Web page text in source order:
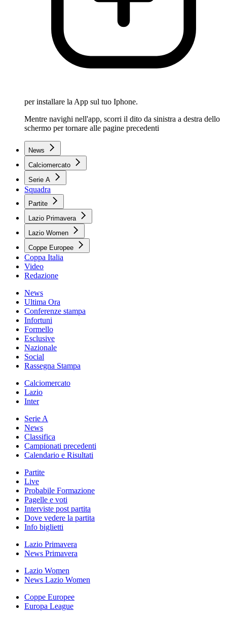
per installare la App sul tuo Iphone.
Mentre navighi nell'app, scorri il dito da sinistra a destra dello
schermo per tornare alle pagine precedenti
News
Calciomercato
Serie A
Squadra
Partite
Lazio Primavera
Lazio Women
Coppe Europee
Coppa Italia
Video
Redazione
News
Ultima Ora
Conferenze stampa
Infortuni
Formello
Esclusive
Nazionale
Social
Rassegna Stampa
Calciomercato
Lazio
Inter
Serie A
News
Classifica
Campionati precedenti
Calendario e Risultati
Partite
Live
Probabile Formazione
Pagelle e voti
Interviste post partita
Dove vedere la partita
Info biglietti
Lazio Primavera
News Primavera
Lazio Women
News Lazio Women
Coppe Europee
Europa League